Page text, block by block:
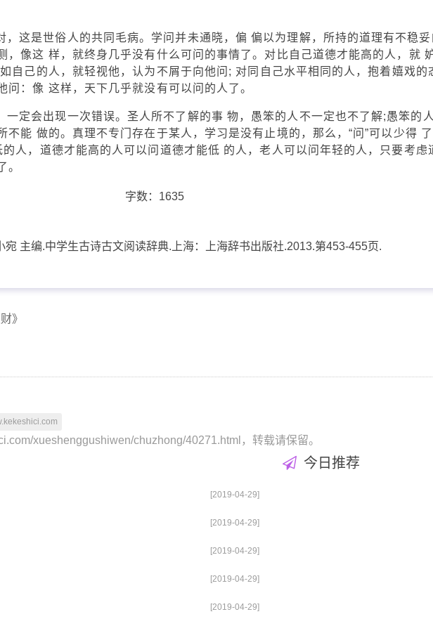
，这是世俗人的共同毛病。学问并未通晓，偏 偏以为理解，所持的道理有不稳妥
，像这 样，就终身几乎没有什么可问的事情了。对比自己道德才能高的人，就
自己的人，就轻视他，认为不屑于向他问; 对同自己水平相同的人，抱着嬉戏的
问：像 这样，天下几乎就没有可以问的人了。
一定会出现一次错误。圣人所不了解的事 物，愚笨的人不一定也不了解;愚笨的人
不能 做的。真理不专门存在于某人，学习是没有止境的，那么，“问”可以少得 了
人，道德才能高的人可以问道德才能低 的人，老人可以问年轻的人，只要考虑
。
字数：1635
宛 主编.中学生古诗古文阅读辞典.上海：上海辞书出版社.2013.第453-455页.
》
xueshenggushiwen/chuzhong/40271.html，转载请保留。
[2019-04-29]
[2019-04-29]
[2019-04-29]
[2019-04-29]
[2019-04-29]
今日推荐